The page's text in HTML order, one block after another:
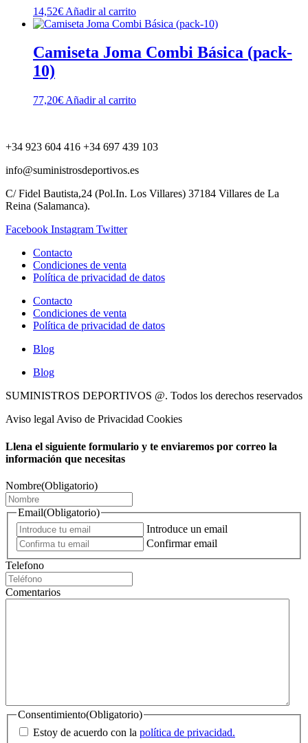
14,52€ Añadir al carrito
Camiseta Joma Combi Básica (pack-
10)
77,20€ Añadir al carrito
+34 923 604 416 +34 697 439 103
info@suministrosdeportivos.es
C/ Fidel Bautista,24 (Pol.In. Los Villares) 37184 Villares de La
Reina (Salamanca).
Facebook Instagram Twitter
Contacto
Condiciones de venta
Política de privacidad de datos
Contacto
Condiciones de venta
Política de privacidad de datos
Blog
Blog
SUMINISTROS DEPORTIVOS @. Todos los derechos reservados
Aviso legal Aviso de Privacidad Cookies
Llena el siguiente formulario y te enviaremos por correo la
información que necesitas
Nombre(Obligatorio)
Email(Obligatorio)
Introduce un email
Confirmar email
Telefono
Comentarios
Consentimiento(Obligatorio)
Estoy de acuerdo con la política de privacidad.